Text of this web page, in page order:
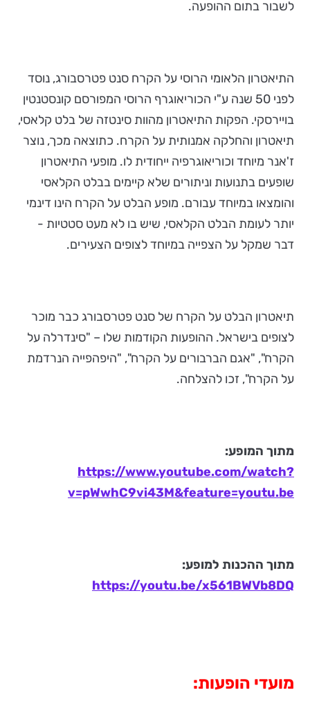
לשבור בתום ההופעה.
התיאטרון הלאומי הרוסי על הקרח סנט פטרסבורג, נוסד
לפני 50 שנה ע"י הכוריאוגרף הרוסי המפורסם קונסטנטין
בויירסקי. הפקות התיאטרון מהוות סינטזה של בלט קלאסי,
תיאטרון והחלקה אמנותית על הקרח. כתוצאה מכך, נוצר
ז'אנר מיוחד וכוריאוגרפיה ייחודית לו. מופעי התיאטרון
שופעים בתנועות וניתורים שלא קיימים בבלט הקלאסי
והומצאו במיוחד עבורם. מופע הבלט על הקרח הינו דינמי
יותר לעומת הבלט הקלאסי, שיש בו לא מעט סטטיות -
דבר שמקל על הצפייה במיוחד לצופים הצעירים.
תיאטרון הבלט על הקרח של סנט פטרסבורג כבר מוכר
לצופים בישראל. ההופעות הקודמות שלו – "סינדרלה על
הקרח", "אגם הברבורים על הקרח", "היפהפייה הנרדמת
על הקרח", זכו להצלחה.
מתוך המופע:
https://www.youtube.com/watch?
v=pWwhC9vi43M&feature=youtu.be
מתוך ההכנות למופע:
https://youtu.be/x561BWVb8DQ
מועדי הופעות: